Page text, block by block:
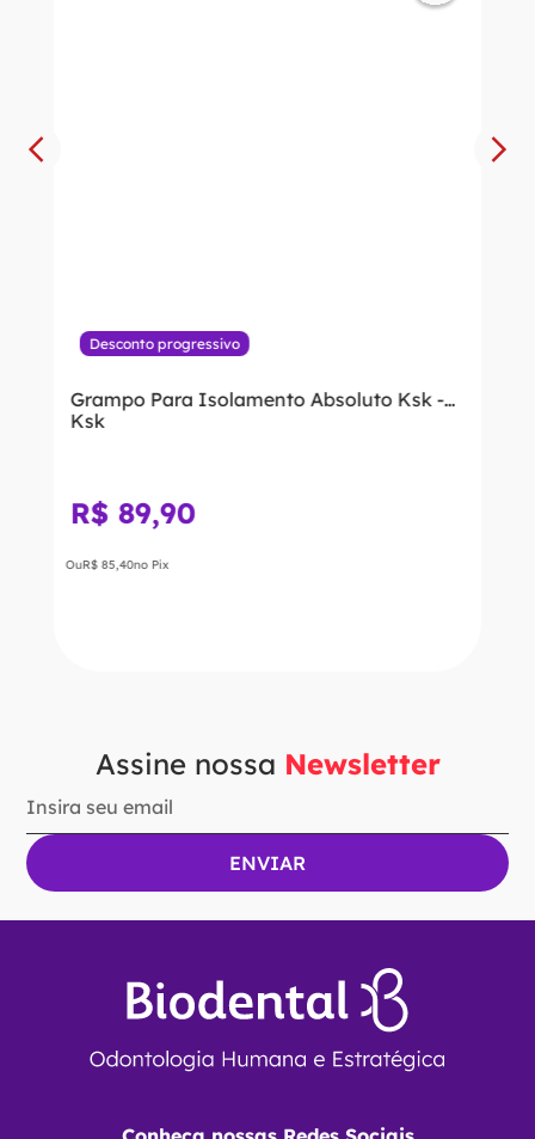
Desconto progressivo
Grampo Para Isolamento Absoluto Ksk -
Ksk
R$ 89,90
OuR$ 85,40no Pix
Assine nossa Newsletter